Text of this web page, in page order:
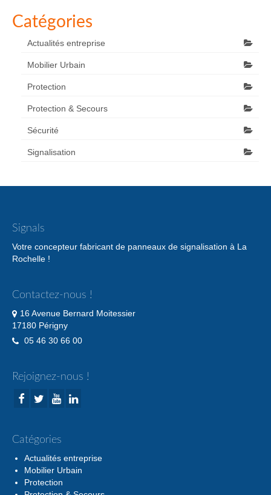
Catégories
Actualités entreprise
Mobilier Urbain
Protection
Protection & Secours
Sécurité
Signalisation
Signals
Votre concepteur fabricant de panneaux de signalisation à La
Rochelle !
Contactez-nous !
16 Avenue Bernard Moitessier
17180 Périgny
05 46 30 66 00
Rejoignez-nous !
Catégories
Actualités entreprise
Mobilier Urbain
Protection